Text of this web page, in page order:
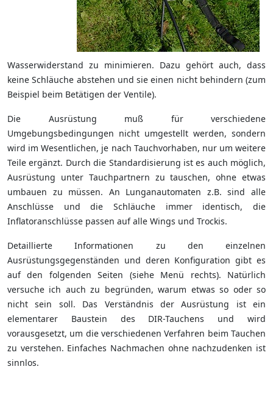
Wasserwiderstand zu minimieren. Dazu gehört auch, dass
keine Schläuche abstehen und sie einen nicht behindern (zum
Beispiel beim Betätigen der Ventile).
Die Ausrüstung muß für verschiedene
Umgebungsbedingungen nicht umgestellt werden, sondern
wird im Wesentlichen, je nach Tauchvorhaben, nur um weitere
Teile ergänzt. Durch die Standardisierung ist es auch möglich,
Ausrüstung unter Tauchpartnern zu tauschen, ohne etwas
umbauen zu müssen. An Lunganautomaten z.B. sind alle
Anschlüsse und die Schläuche immer identisch, die
Inflatoranschlüsse passen auf alle Wings und Trockis.
Detaillierte Informationen zu den einzelnen
Ausrüstungsgegenständen und deren Konfiguration gibt es
auf den folgenden Seiten (siehe Menü rechts). Natürlich
versuche ich auch zu begründen, warum etwas so oder so
nicht sein soll. Das Verständnis der Ausrüstung ist ein
elementarer Baustein des DIR-Tauchens und wird
vorausgesetzt, um die verschiedenen Verfahren beim Tauchen
zu verstehen. Einfaches Nachmachen ohne nachzudenken ist
sinnlos.